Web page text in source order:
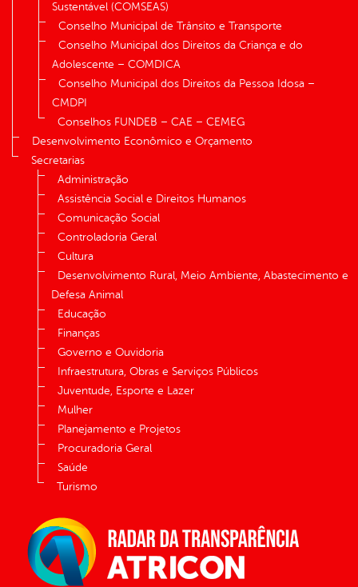
Sustentável (COMSEAS)
Conselho Municipal de Trânsito e Transporte
Conselho Municipal dos Direitos da Criança e do
Adolescente – COMDICA
Conselho Municipal dos Direitos da Pessoa Idosa –
CMDPI
Conselhos FUNDEB – CAE – CEMEG
Desenvolvimento Econômico e Orçamento
Secretarias
Administração
Assistência Social e Direitos Humanos
Comunicação Social
Controladoria Geral
Cultura
Desenvolvimento Rural, Meio Ambiente, Abastecimento e
Defesa Animal
Educação
Finanças
Governo e Ouvidoria
Infraestrutura, Obras e Serviços Públicos
Juventude, Esporte e Lazer
Mulher
Planejamento e Projetos
Procuradoria Geral
Saúde
Turismo